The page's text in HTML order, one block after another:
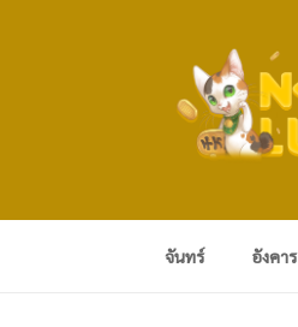
จันทร์ อังคาร